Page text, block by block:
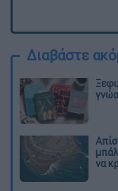
Διαβάστε
να